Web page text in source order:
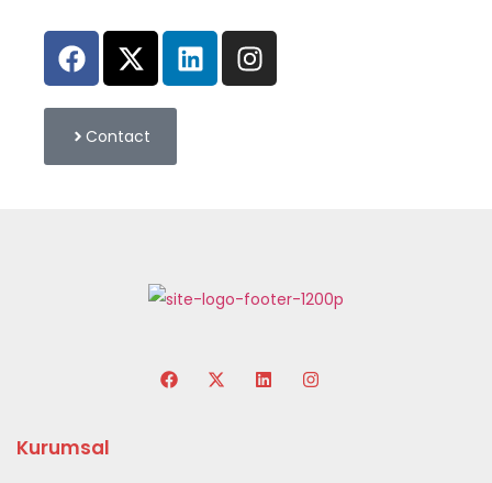
Contact
Kurumsal